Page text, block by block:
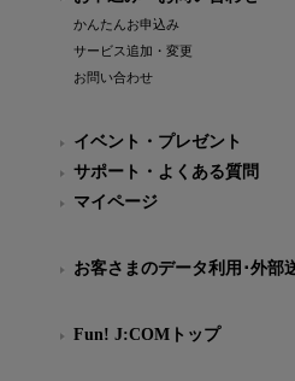
かんたんお申込み
サービス追加・変更
お問い合わせ
イベント・プレゼント
サポート・よくある質問
マイページ
お客さまのデータ利用･外部
Fun! J:COMトップ